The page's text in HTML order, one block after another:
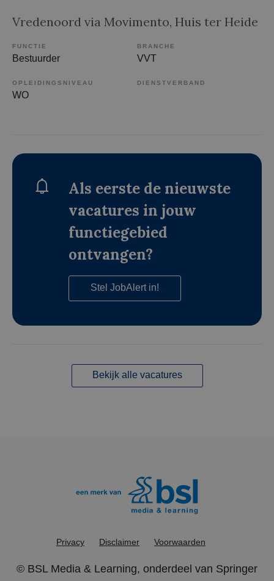
Vredenoord via Movimento, Huis ter Heide
FUNCTIE
Bestuurder
BRANCHE
VVT
OPLEIDINGSNIVEAU
WO
DIENSTVERBAND
Als eerste de nieuwste
vacatures in jouw
functiegebied
ontvangen?
Stel JobAlert in!
Bekijk alle vacatures
Privacy Disclaimer Voorwaarden
© BSL Media & Learning, onderdeel van Springer